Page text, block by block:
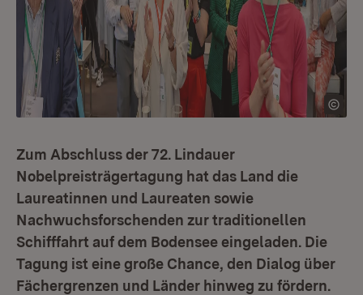
Zum Abschluss der 72. Lindauer
Nobelpreisträgertagung hat das Land die
Laureatinnen und Laureaten sowie
Nachwuchsforschenden zur traditionellen
Schifffahrt auf dem Bodensee eingeladen. Die
Tagung ist eine große Chance, den Dialog über
Fächergrenzen und Länder hinweg zu fördern.